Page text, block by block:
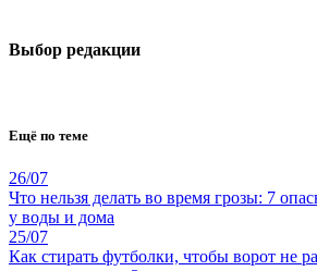
Выбор редакции
Ещё по теме
26/07
Что нельзя делать во время грозы: 7
у воды и дома
25/07
Как стирать футболки, чтобы ворот не